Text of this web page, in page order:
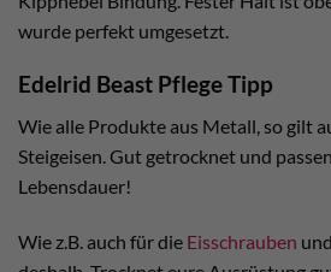
wurde perfekt umgesetzt.
Edelrid Beast Pflege Tipp
Wie alle Produkte aus Metall, so gilt
Steigeisen. Gut getrocknet und
Lebensdauer!
Wie z.B. auch für die Eisschrauben